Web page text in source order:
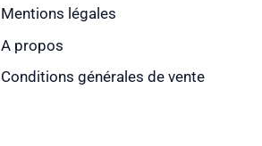
Mentions légales
A propos
Conditions générales de vente